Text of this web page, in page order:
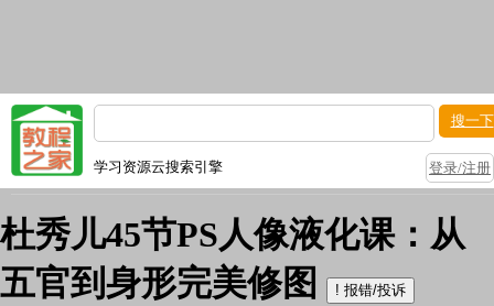
搜一下
学习资源云搜索引擎 登录/注册
杜秀儿45节PS人像液化课：从
五官到身形完美修图
! 报错/投诉